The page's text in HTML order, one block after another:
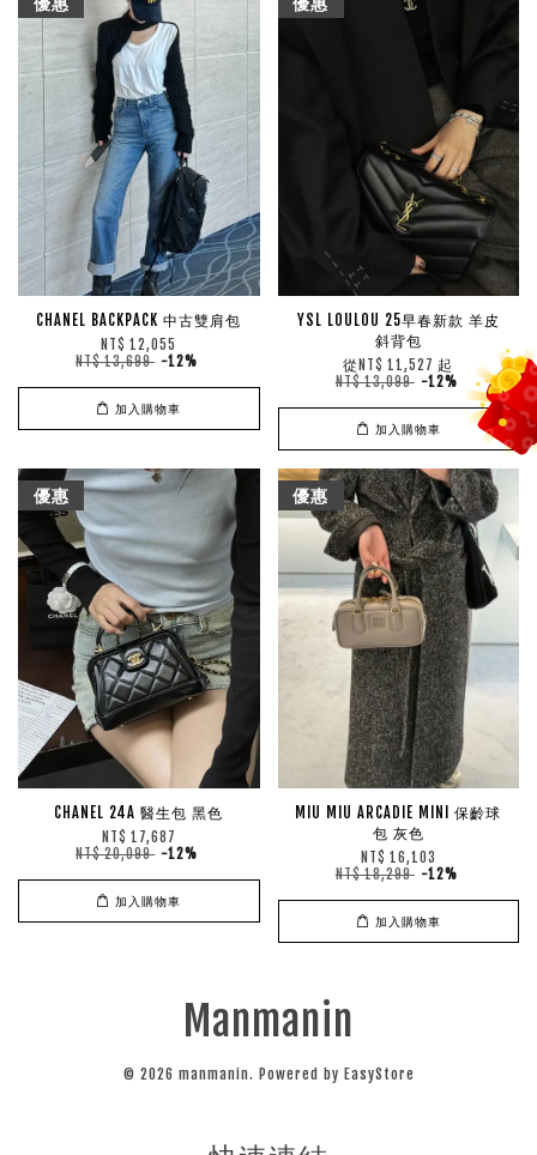
CHANEL BACKPACK 中古雙肩包
NT$ 12,055
NT$ 13,699 -12%
加入購物車
YSL LOULOU 25早春新款 羊皮
斜背包
從 NT$ 11,527 起
NT$ 13,099 -12%
加入購物車
優惠
CHANEL 24A 醫生包 黑色
NT$ 17,687
NT$ 20,099 -12%
加入購物車
優惠
MIU MIU ARCADIE MINI 保齡球
包 灰色
NT$ 16,103
NT$ 18,299 -12%
加入購物車
Manmanin
© 2026 manmanin. Powered by EasyStore